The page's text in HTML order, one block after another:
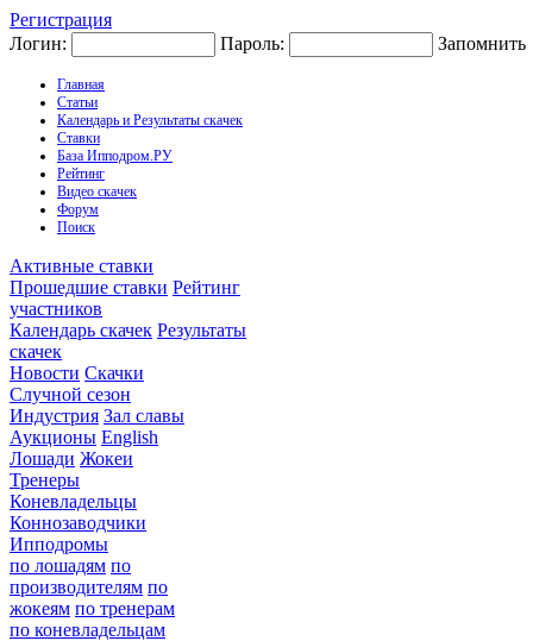
Регистрация
Логин:
Пароль: Запомнить
Главная
Статьи
Календарь и Результаты скачек
Ставки
База Ипподром.РУ
Рейтинг
Видео скачек
Форум
Поиск
Активные ставки
Прошедшие ставки Рейтинг
участников
Календарь скачек Результаты
скачек
Новости Скачки
Случной сезон
Индустрия Зал славы
Аукционы English
Лошади Жокеи
Тренеры
Коневладельцы
Коннозаводчики
Ипподромы
по лошадям по
производителям по
жокеям по тренерам
по коневладельцам